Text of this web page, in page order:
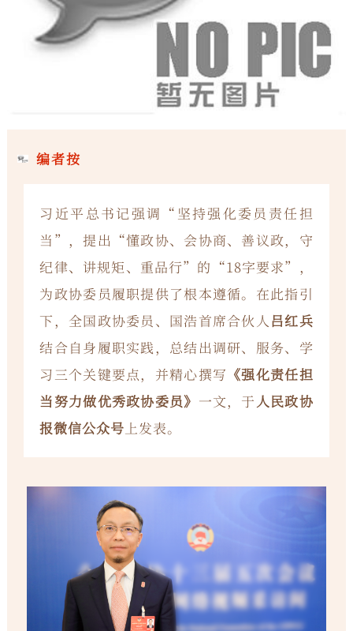
编者按
习近平总书记强调“坚持强化委员责任担
当”，提出“懂政协、会协商、善议政，守
纪律、讲规矩、重品行”的“18字要求”，
为政协委员履职提供了根本遵循。在此指引
下，全国政协委员、国浩首席合伙人吕红兵
结合自身履职实践，总结出调研、服务、学
习三个关键要点，并精心撰写 《强化责任担
当努力做优秀政协委员》 一文，于 人民政协
报微信公众号 上发表。